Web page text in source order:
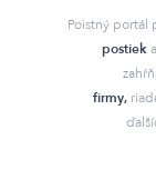
Poistný portál
postiek
firmy,